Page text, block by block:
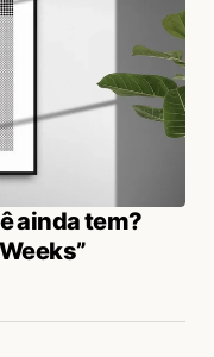
ainda tem?